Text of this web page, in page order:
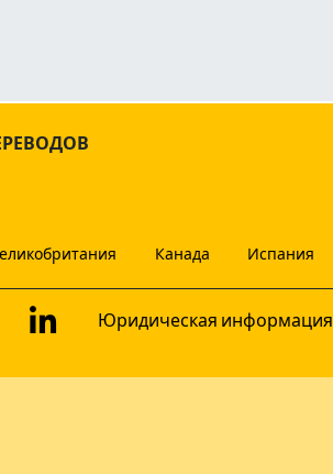
Канада Испания
Юридическая информация